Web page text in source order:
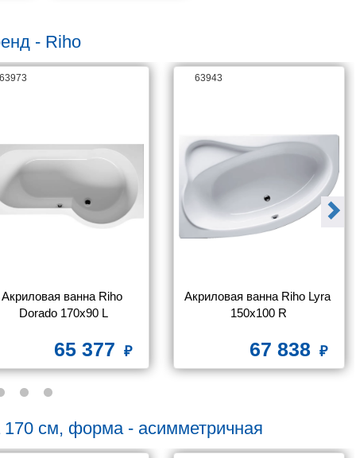
- Riho
Акриловая ванна Riho
Dorado 170x90 L
65 377
63943
Акриловая ванна Riho Lyra
150x100 R
67 838
см, форма - асимметричная